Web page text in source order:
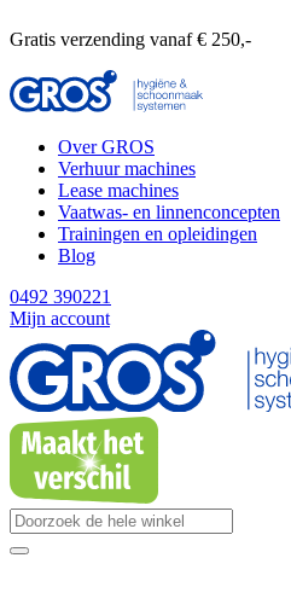
Gratis verzending vanaf € 250,-
Over GROS
Verhuur machines
Lease machines
Vaatwas- en linnenconcepten
Trainingen en opleidingen
Blog
0492 390221
Mijn account